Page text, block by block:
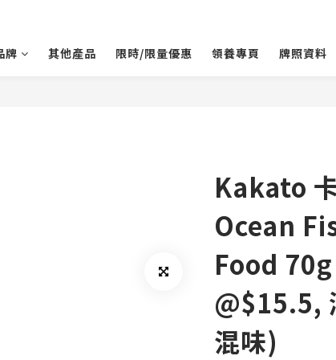
牌 其他產品 限時/限量優惠 領養專頁 牌照資料
Kakato
Ocean
Food
@$15.5,
混味)